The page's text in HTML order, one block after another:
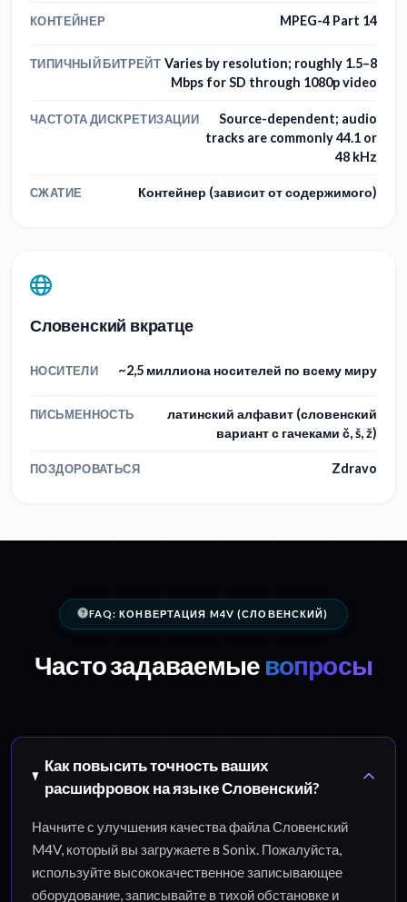
КОНТЕЙНЕР MPEG-4 Part 14
ТИПИЧНЫЙ БИТРЕЙТ Varies by resolution; roughly 1.5–8
Mbps for SD through 1080p video
ЧАСТОТА ДИСКРЕТИЗАЦИИ
Source-dependent; audio
tracks are commonly 44.1 or
48 kHz
СЖАТИЕ Контейнер (зависит от содержимого)
Словенский вкратце
НОСИТЕЛИ ~2,5 миллиона носителей по всему миру
ПИСЬМЕННОСТЬ
латинский алфавит (словенский
вариант с гачеками č, š, ž)
ПОЗДОРОВАТЬСЯ Zdravo
FAQ: КОНВЕРТАЦИЯ M4V (СЛОВЕНСКИЙ)
Часто задаваемые вопросы
Как повысить точность ваших
расшифровок на языке Словенский?
Начните с улучшения качества файла Словенский
M4V, который вы загружаете в Sonix. Пожалуйста,
используйте высококачественное записывающее
оборудование, записывайте в тихой обстановке и